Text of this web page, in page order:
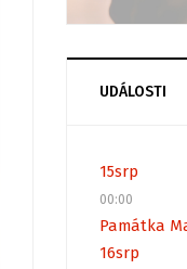
UDÁLOSTI
15srp
00:00
Památka
16srp